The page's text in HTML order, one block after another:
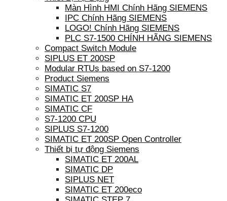
Màn Hình HMI Chính Hãng SIEMENS
IPC Chính Hãng SIEMENS
LOGO! Chính Hãng SIEMENS
PLC S7-1500 CHÍNH HÃNG SIEMENS
Compact Switch Module
SIPLUS ET 200SP
Modular RTUs based on S7-1200
Product Siemens
SIMATIC S7
SIMATIC ET 200SP HA
SIMATIC CF
S7-1200 CPU
SIPLUS S7-1200
SIMATIC ET 200SP Open Controller
Thiết bị tự động Siemens
SIMATIC ET 200AL
SIMATIC DP
SIPLUS NET
SIMATIC ET 200eco